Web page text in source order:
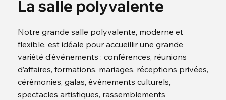
La salle polyvalente
Notre grande salle polyvalente, moderne et
flexible, est idéale pour accueillir une grande
variété d’événements : conférences, réunions
d’affaires, formations, mariages, réceptions privées,
cérémonies, galas, événements culturels,
spectacles artistiques, rassemblements